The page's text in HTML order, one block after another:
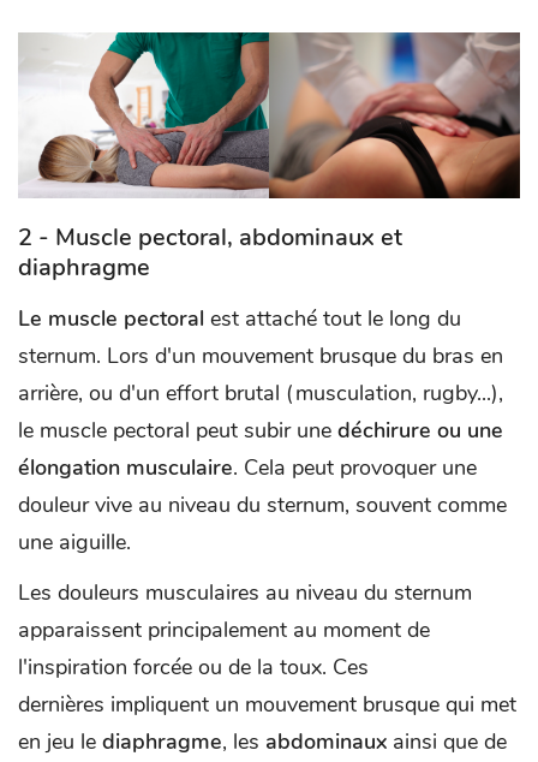
2 - Muscle pectoral, abdominaux et
diaphragme
Le muscle pectoral est attaché tout le long du
sternum. Lors d'un mouvement brusque du bras en
arrière, ou d'un effort brutal (musculation, rugby...),
le muscle pectoral peut subir une déchirure ou une
élongation musculaire. Cela peut provoquer une
douleur vive au niveau du sternum, souvent comme
une aiguille.
Les douleurs musculaires au niveau du sternum
apparaissent principalement au moment de
l'inspiration forcée ou de la toux. Ces
dernières impliquent un mouvement brusque qui met
en jeu le diaphragme, les abdominaux ainsi que de